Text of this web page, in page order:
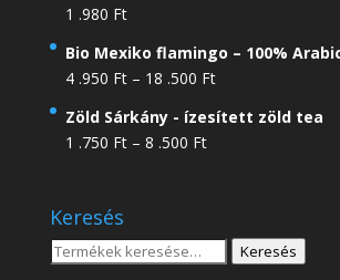
1 .980 Ft
Bio Mexiko flamingo – 100%
4 .950 Ft – 18 .500 FtÁrtartomány:
.950 Ft
Zöld Sárkány - ízesített zöld tea
1 .750 Ft – 8 .500 FtÁrtartomány:
8
.500 Ft
Keresés
Keresés
Keresés